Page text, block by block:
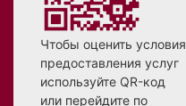
Чтобы оценить условия
предоставления услуг
используйте QR-код
или перейдите по